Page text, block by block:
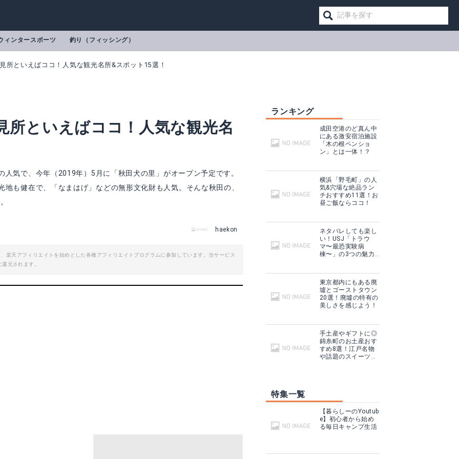
ィンタースポーツ 釣り（フィッシング）
所といえばココ！人気な観光名所&スポット15選！
所といえばココ！人気な観光名
気で、今年（2019年）5月に「秋田犬の里」がオープン予定です。
も健在で、「なまはげ」などの無形文化財も人気。そんな秋田の、
haekon
楽天アフィリエイトを始めとした各種アフィリエイトプログラムに参加しています。当サービス
元されます。
ランキング
成田空港のど真ん中
にある激安宿泊施設
「木の根ペンショ
ン」とは一体！？
横浜「野毛町」の人
気&穴場な絶品ラン
チおすすめ11選！お
昼ご飯ならココ！
ネタバレしても楽し
い！USJ「トラウ
マ〜最恐実験病
棟〜」の3つの魅力
東京都内にもある廃
墟とゴーストタウン
20選！廃墟の特有の
美しさを感じよう！
手土産やギフトに◎
錦糸町のお土産おす
すめ8選！江戸名物
や話題のスイーツ
特集一覧
【暮らしーのYoutub
e】初心者から始め
る毎日キャンプ生活